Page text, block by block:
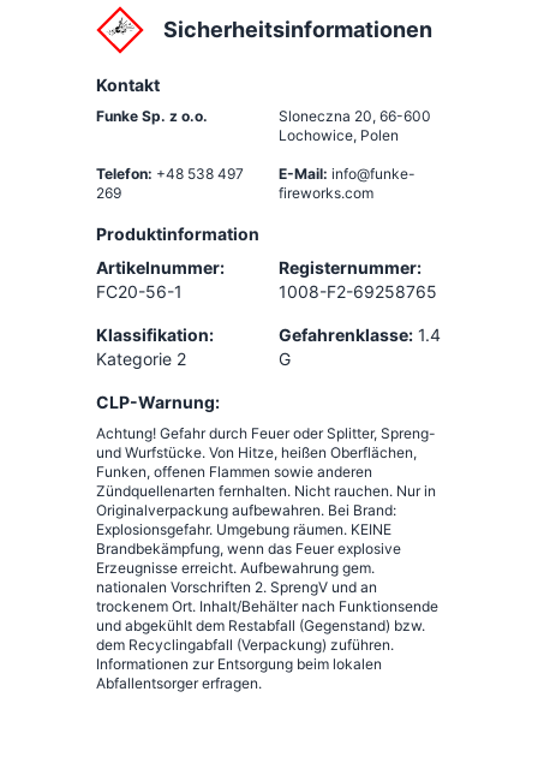
Sicherheitsinformationen
Kontakt
Funke Sp. z o.o. Sloneczna 20, 66-600
Lochowice, Polen
Telefon: +48 538 497
269
E-Mail: info@funke-
fireworks.com
Produktinformation
Artikelnummer:
FC20-56-1
Registernummer:
1008-F2-69258765
Klassifikation:
Kategorie 2
Gefahrenklasse: 1.4
G
CLP-Warnung:
Achtung! Gefahr durch Feuer oder Splitter, Spreng-
und Wurfstücke. Von Hitze, heißen Oberflächen,
Funken, offenen Flammen sowie anderen
Zündquellenarten fernhalten. Nicht rauchen. Nur in
Originalverpackung aufbewahren. Bei Brand:
Explosionsgefahr. Umgebung räumen. KEINE
Brandbekämpfung, wenn das Feuer explosive
Erzeugnisse erreicht. Aufbewahrung gem.
nationalen Vorschriften 2. SprengV und an
trockenem Ort. Inhalt/Behälter nach Funktionsende
und abgekühlt dem Restabfall (Gegenstand) bzw.
dem Recyclingabfall (Verpackung) zuführen.
Informationen zur Entsorgung beim lokalen
Abfallentsorger erfragen.